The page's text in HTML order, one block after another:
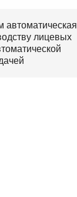
лицевых